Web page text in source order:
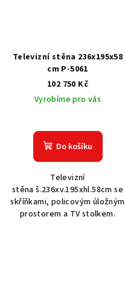
Televizní stěna 236x195x58
cm P-5061
102 750 Kč
Vyrobíme pro vás
Do košíku
Televizní
stěna š.236xv.195xhl.58cm se
skříňkami, policovým úložným
prostorem a TV stolkem.